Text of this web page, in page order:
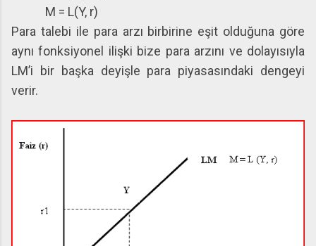
M = L(Y, r)
Para talebi ile para arzı birbirine eşit olduğuna göre
aynı fonksiyonel ilişki bize para arzını ve dolayısıyla
LM’i bir başka deyişle para piyasasındaki dengeyi
verir.